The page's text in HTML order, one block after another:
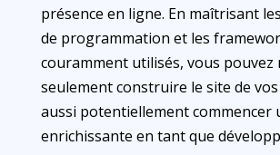
présence en ligne. En maîtrisant
de programmation et les
couramment utilisés, vous pouvez
seulement construire le site de
aussi potentiellement commencer
enrichissante en tant que